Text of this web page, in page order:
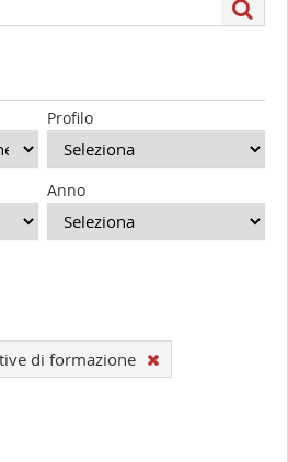
Profilo
Anno
di formazione